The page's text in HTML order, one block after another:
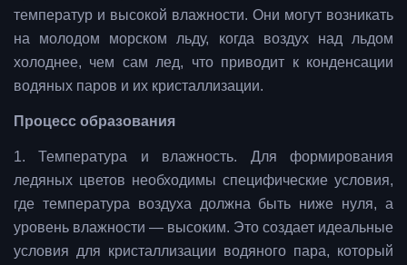
температур и высокой влажности. Они могут возникать
на молодом морском льду, когда воздух над льдом
холоднее, чем сам лед, что приводит к конденсации
водяных паров и их кристаллизации.
Процесс образования
1. Температура и влажность. Для формирования
ледяных цветов необходимы специфические условия,
где температура воздуха должна быть ниже нуля, а
уровень влажности — высоким. Это создает идеальные
условия для кристаллизации водяного пара, который